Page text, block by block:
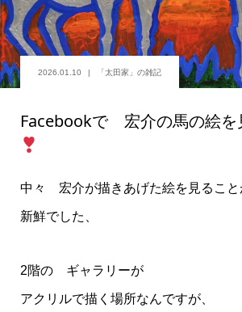
2026.01.10 「太田家」の雑記
Facebookで 宏介の馬の絵を
中々 宏介が描きあげた絵を見ること
新鮮でした、
2階の ギャラリーが
アクリルで描く場所なんですが、